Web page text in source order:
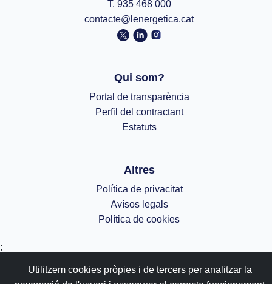
T. 935 468 000
contacte@lenergetica.cat
Qui som?
Portal de transparència
Perfil del contractant
Estatuts
Altres
Política de privacitat
Avísos legals
Política de cookies
Utilitzem cookies pròpies i de tercers per analitzar la
;